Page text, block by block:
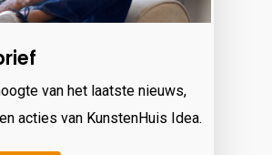
van het laatste nieuws,
acties van KunstenHuis Idea.